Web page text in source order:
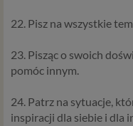
22. Pisz na wszystkie
23. Pisząc o swoich
pomóc innym.
24. Patrz na sytuacje,
inspiracji dla siebie i dla
wykonania
informacje na
Jeśli zatem
zakresie
przypadku, gdy